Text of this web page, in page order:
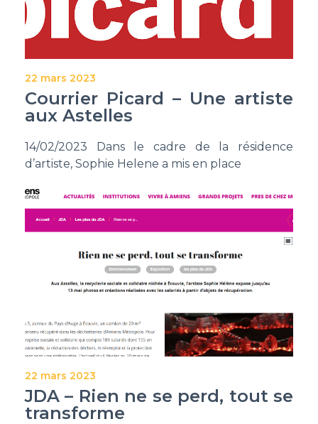
22 mars 2023
Courrier Picard – Une artiste
aux Astelles
14/02/2023 Dans le cadre de la résidence
d’artiste, Sophie Helene a mis en place
22 mars 2023
JDA – Rien ne se perd, tout se
transforme